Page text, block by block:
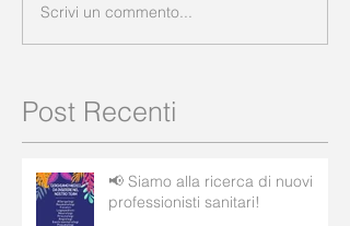
Scrivi un commento...
Post Recenti
📢 Siamo alla ricerca di nuovi
professionisti sanitari!